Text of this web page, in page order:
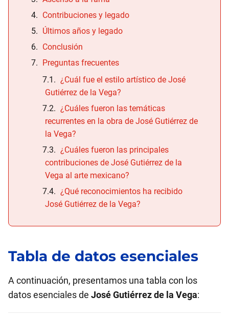
Contribuciones y legado
Últimos años y legado
Conclusión
Preguntas frecuentes
¿Cuál fue el estilo artístico de José
Gutiérrez de la Vega?
¿Cuáles fueron las temáticas
recurrentes en la obra de José Gutiérrez de
la Vega?
¿Cuáles fueron las principales
contribuciones de José Gutiérrez de la
Vega al arte mexicano?
¿Qué reconocimientos ha recibido
José Gutiérrez de la Vega?
Tabla de datos esenciales
A continuación, presentamos una tabla con los
datos esenciales de José Gutiérrez de la Vega: